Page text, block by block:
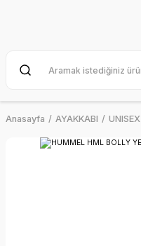
Anasayfa AYAKKABI UNISEX